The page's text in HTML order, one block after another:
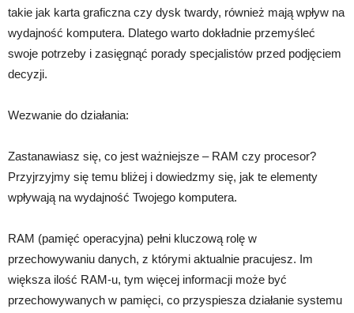
takie jak karta graficzna czy dysk twardy, również mają wpływ na
wydajność komputera. Dlatego warto dokładnie przemyśleć
swoje potrzeby i zasięgnąć porady specjalistów przed podjęciem
decyzji.
Wezwanie do działania:
Zastanawiasz się, co jest ważniejsze – RAM czy procesor?
Przyjrzyjmy się temu bliżej i dowiedzmy się, jak te elementy
wpływają na wydajność Twojego komputera.
RAM (pamięć operacyjna) pełni kluczową rolę w
przechowywaniu danych, z którymi aktualnie pracujesz. Im
większa ilość RAM-u, tym więcej informacji może być
przechowywanych w pamięci, co przyspiesza działanie systemu